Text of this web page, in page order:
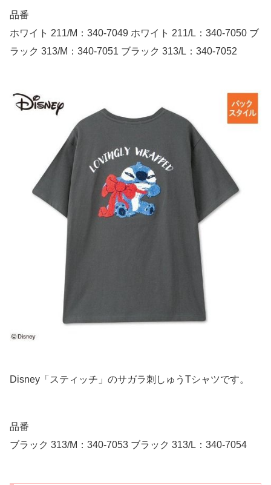
品番
ホワイト 211/M：340-7049 ホワイト 211/L：340-7050 ブ
ラック 313/M：340-7051 ブラック 313/L：340-7052
Disney「スティッチ」のサガラ刺しゅうTシャツです。
品番
ブラック 313/M：340-7053 ブラック 313/L：340-7054